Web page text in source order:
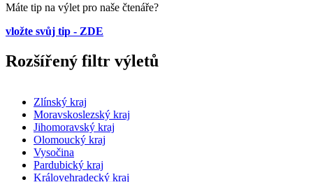
Máte tip na výlet pro naše čtenáře?
vložte svůj tip - ZDE
Rozšířený filtr výletů
Zlínský kraj
Moravskoslezský kraj
Jihomoravský kraj
Olomoucký kraj
Vysočina
Pardubický kraj
Královehradecký kraj